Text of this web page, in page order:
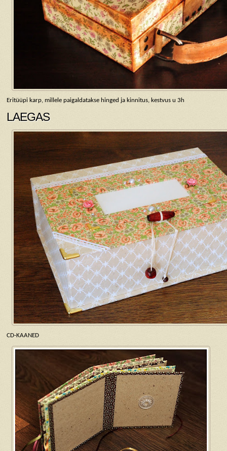
Eritüüpi karp, millele paigaldatakse hinged ja kinnitus, kestvus u 3h
LAEGAS
CD-KAANED